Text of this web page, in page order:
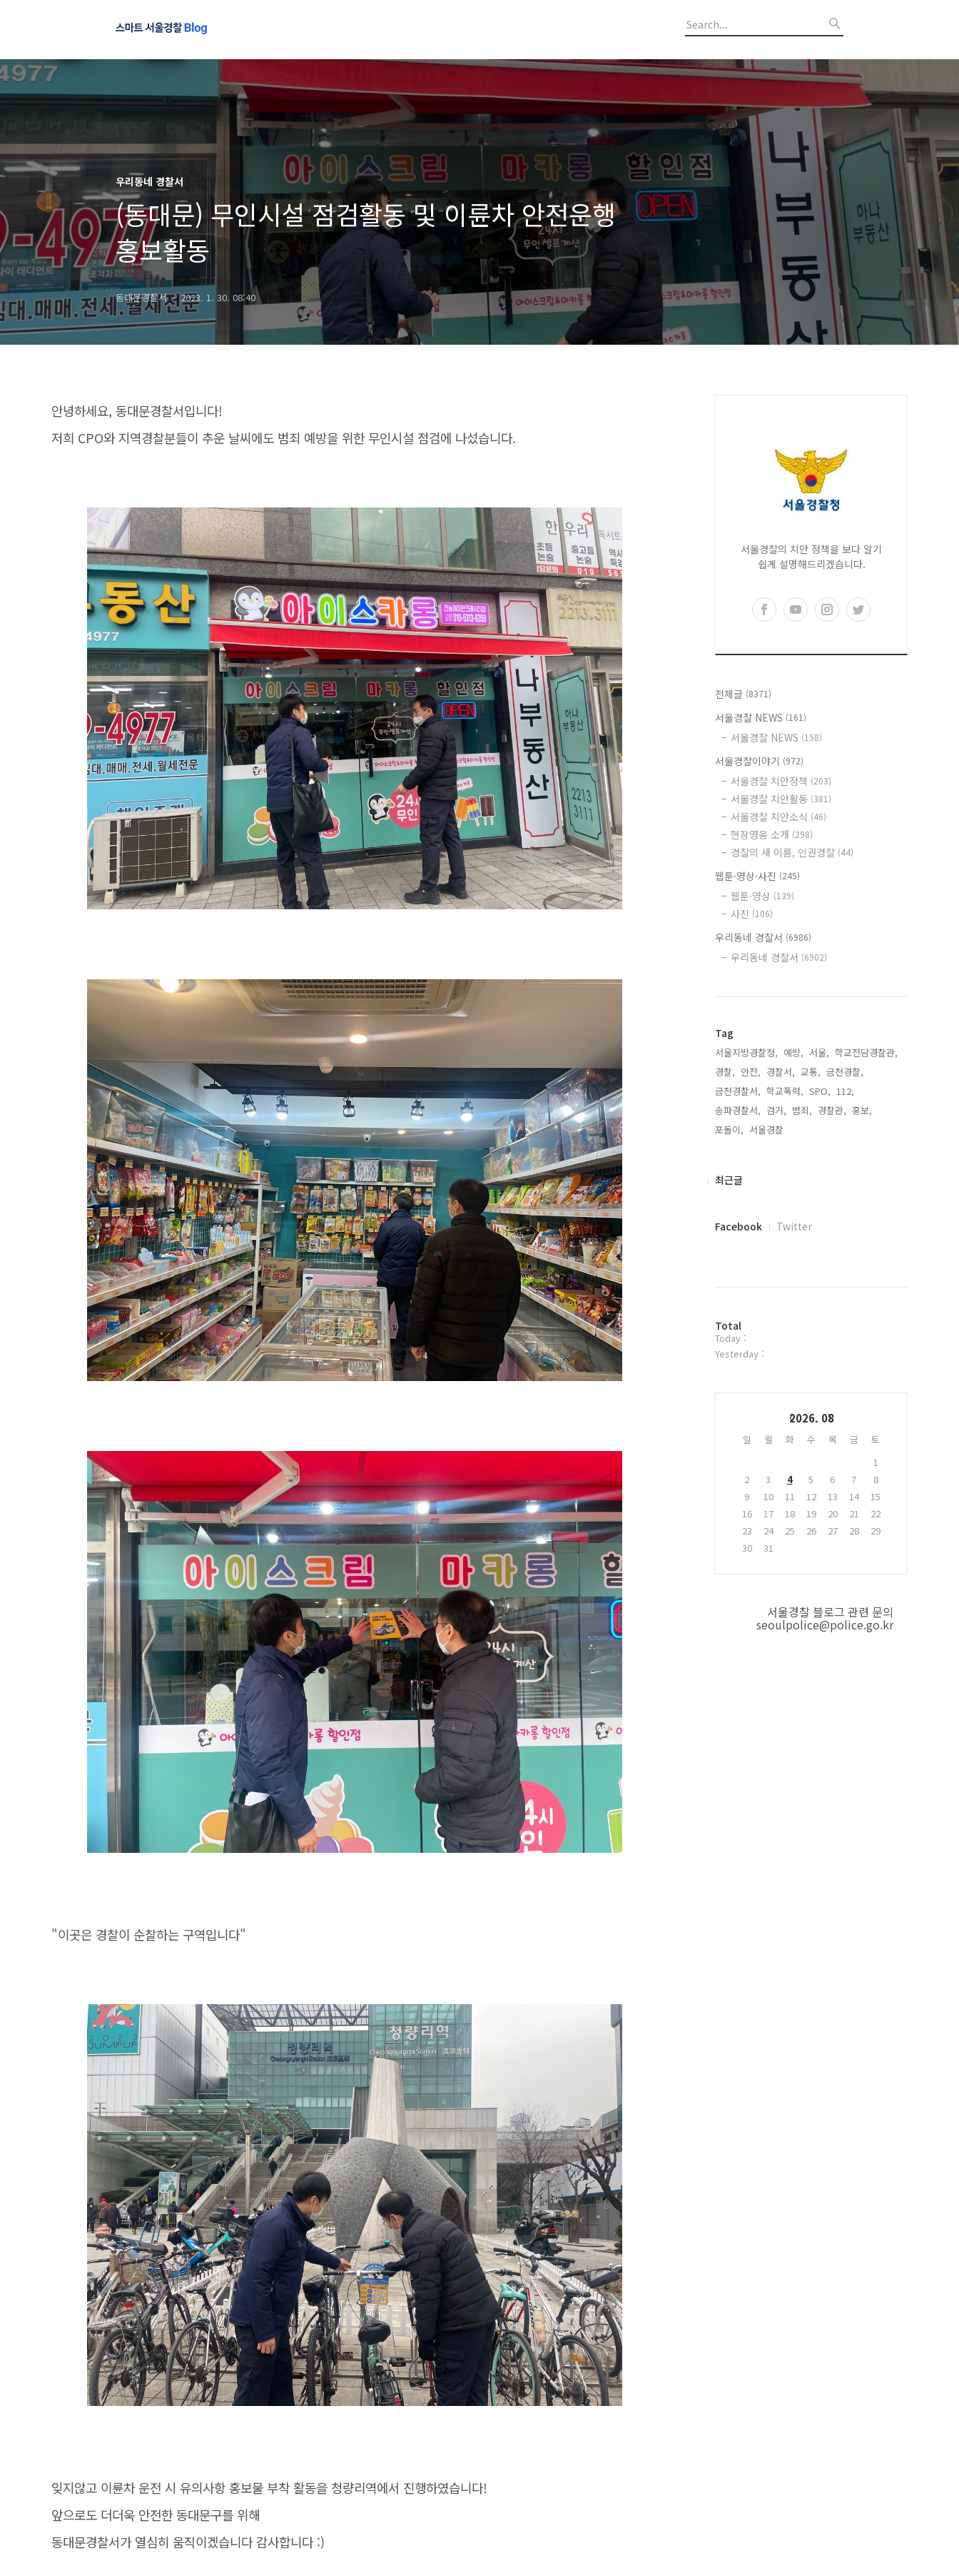
우리동네 경찰서
(동대문) 무인시설 점검활동 및 이륜차 안전운행
홍보활동
동대문경찰서 2023. 1. 30. 08:40
안녕하세요, 동대문경찰서입니다!
저희 CPO와 지역경찰분들이 추운 날씨에도 범죄 예방을 위한 무인시설 점검에 나섰습니다.
"이곳은 경찰이 순찰하는 구역입니다"
잊지않고 이륜차 운전 시 유의사항 홍보물 부착 활동을 청량리역에서 진행하였습니다!
앞으로도 더더욱 안전한 동대문구를 위해
동대문경찰서가 열심히 움직이겠습니다 감사합니다 :)
서울경찰의 치안 정책을 보다 알기
쉽게 설명해드리겠습니다.
전체글 (8371)
서울경찰 NEWS (161)
서울경찰 NEWS (158)
서울경찰이야기 (972)
서울경찰 치안정책 (203)
서울경찰 치안활동 (381)
서울경찰 치안소식 (46)
현장영웅 소개 (298)
경찰의 새 이름, 인권경찰 (44)
웹툰·영상·사진 (245)
웹툰·영상 (139)
사진 (106)
우리동네 경찰서 (6986)
우리동네 경찰서 (6902)
Tag
서울지방경찰청, 예방, 서울, 학교전담경찰관,
경찰, 안전, 경찰서, 교통, 금천경찰,
금천경찰서, 학교폭력, SPO, 112,
송파경찰서, 검거, 범죄, 경찰관, 홍보,
포돌이, 서울경찰,
최
최근글
페
플
러
그
Facebook Twitter
방
문
자
Total
Today :
Yesterday :
2026. 08
일 월 화 수 목 금
토
1
2
3 4 5 6 7
8
9
10 11 12 13 14
15
16
17 18 19 20 21
22
23
24 25 26 27 28
29
30
31
서울경찰 블로그 관련 문의
seoulpolice@police.go.kr